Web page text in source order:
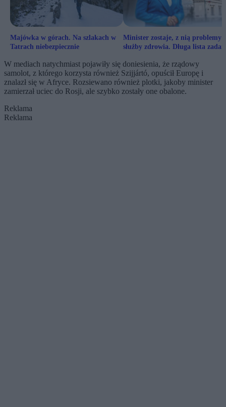
Majówka w górach. Na szlakach w
Tatrach niebezpiecznie
Minister zostaje, z nią problemy
służby zdrowia. Długa lista zadań
W mediach natychmiast pojawiły się doniesienia, że rządowy
samolot, z którego korzysta również Szijjártó, opuścił Europę i
znalazł się w Afryce. Rozsiewano również plotki, jakoby minister
zamierzał uciec do Rosji, ale szybko zostały one obalone.
Reklama
Reklama